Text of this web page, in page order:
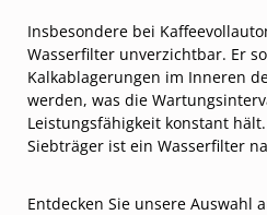
Insbesondere bei
Wasserfilter unverzichtbar. Er
Kalkablagerungen im Inneren
werden, was die
Leistungsfähigkeit konstant
Siebträger ist ein Wasserfilter
Entdecken Sie unsere Auswahl